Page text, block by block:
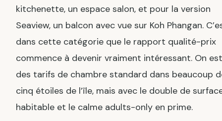
kitchenette, un espace salon, et pour la version
Seaview, un balcon avec vue sur Koh Phangan.
dans cette catégorie que le rapport qualité-prix
commence à devenir vraiment intéressant. On
des tarifs de chambre standard dans beaucoup
cinq étoiles de l’île, mais avec le double de
habitable et le calme adults-only en prime.